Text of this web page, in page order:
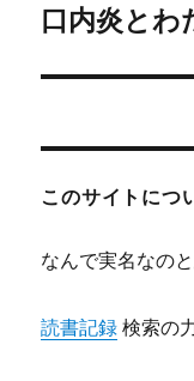
ゲ
ー
次
投
口内炎とわ
このサイトにつ
なんで実名なの
読書記録 検索の